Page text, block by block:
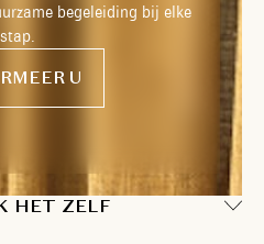
HET ZELF
begeleiding bij elke
stap.
U